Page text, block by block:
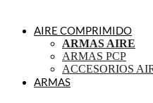
AIRE COMPRIMIDO
ARMAS AIRE
ARMAS PCP
ACCESORIOS
ARMAS